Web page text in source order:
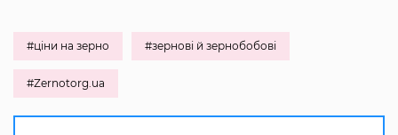
#ціни на зерно #зернові й зернобобові
#Zernotorg.ua